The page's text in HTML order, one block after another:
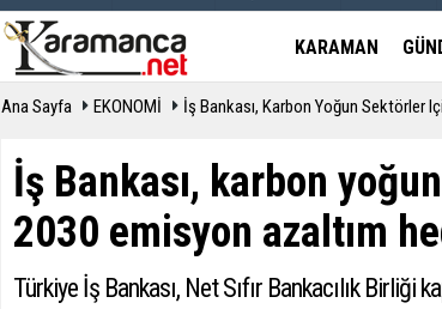
KARAMAN
Ana Sayfa EKONOMİ İş Bankası, Karbon Yoğun Sektörler
İş Bankası, karbon
2030 emisyon azaltım
Türkiye İş Bankası, Net Sıfır Bankacılık Birliği